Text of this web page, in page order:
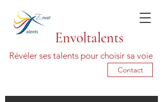
Envoltalents
Révéler ses talents pour choisir sa voie
Contact